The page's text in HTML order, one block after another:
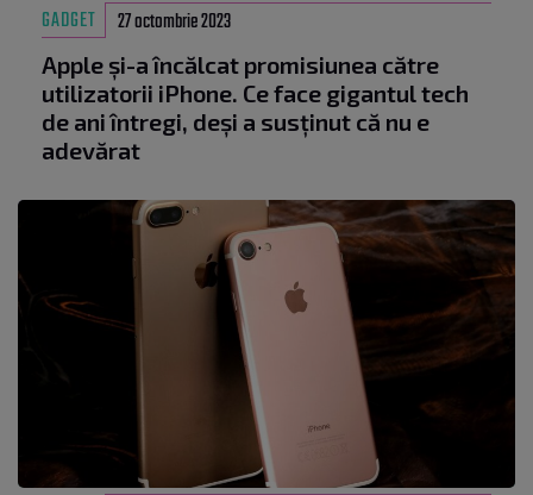
GADGET 27 octombrie 2023
Apple și-a încălcat promisiunea către
utilizatorii iPhone. Ce face gigantul tech
de ani întregi, deși a susținut că nu e
adevărat